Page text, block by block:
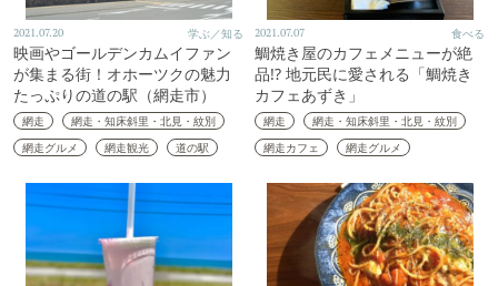
2021.07.20 学ぶ／知る
映画やゴールデンカムイファン
が集まる街！オホーツクの魅力
たっぷりの道の駅（網走市）
網走
網走・知床斜里・北見・紋別
網走グルメ
網走観光 道の駅
2021.07.07 食べる
鯛焼き屋のカフェメニューが絶
品!? 地元民に愛される「鯛焼き
カフェあずき」
網走
網走・知床斜里・北見・紋別
網走カフェ
網走グルメ